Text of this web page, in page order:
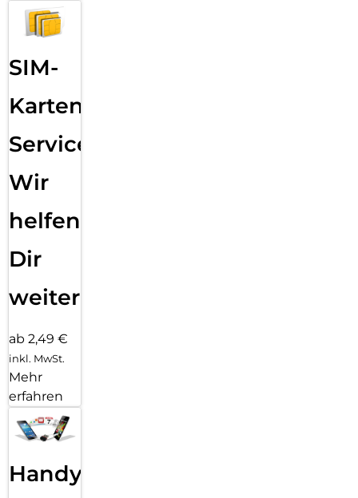
SIM-
Karten
Service:
Wir
helfen
Dir
weiter
ab 2,49 €
inkl. MwSt.
Mehr
erfahren
Handy